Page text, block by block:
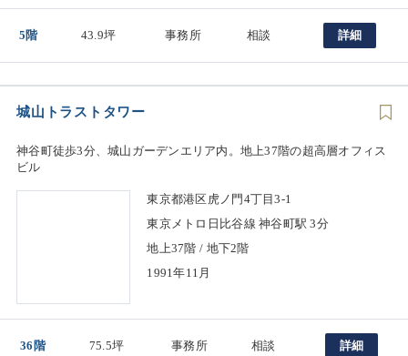
5階 43.9坪 事務所 相談 詳細
城山トラストタワー
神谷町徒歩3分、城山ガーデンエリア内。地上37階の超高層オフィス
ビル
東京都港区虎ノ門4丁目3-1
東京メトロ日比谷線 神谷町駅 3分
地上37階 / 地下2階
1991年11月
36階 75.5坪 事務所 相談 詳細